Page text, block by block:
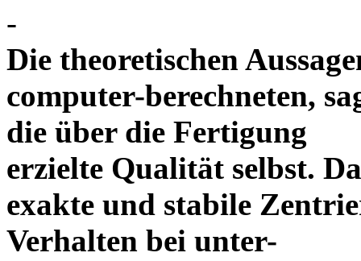
-
Die theoretischen
computer-berechneten,
die über die Fertigung
erzielte Qualität selbst.
exakte und stabile
Verhalten bei unter-